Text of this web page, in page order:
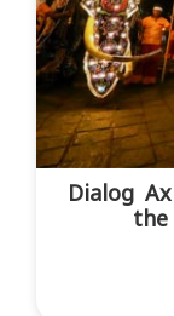
Dialog
the